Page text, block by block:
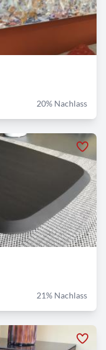
20% Nachlass
21% Nachlass